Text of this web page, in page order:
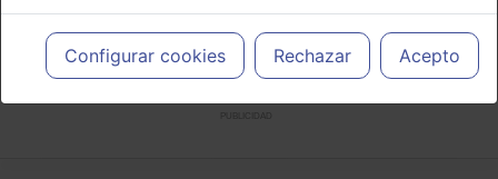
meramente informativo, siendo responsabilidad de los
profesionales facultados prescribir medicamentos y decidir, en
cada caso concreto, el tratamiento más adecuado a las
necesidades del paciente.
Configurar cookies Rechazar Acepto